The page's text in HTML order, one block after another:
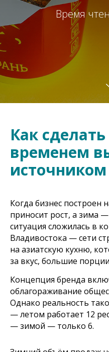
Время
Как
временем
Когда бизнес построен
приносит рост, а зима
ситуация сложилась в
Владивостока — сети
на азиатскую кухню,
за вкус, большие
Концепция бренда
облагораживание
Однако реальность
— летом работает 12
— зимой — только 6.